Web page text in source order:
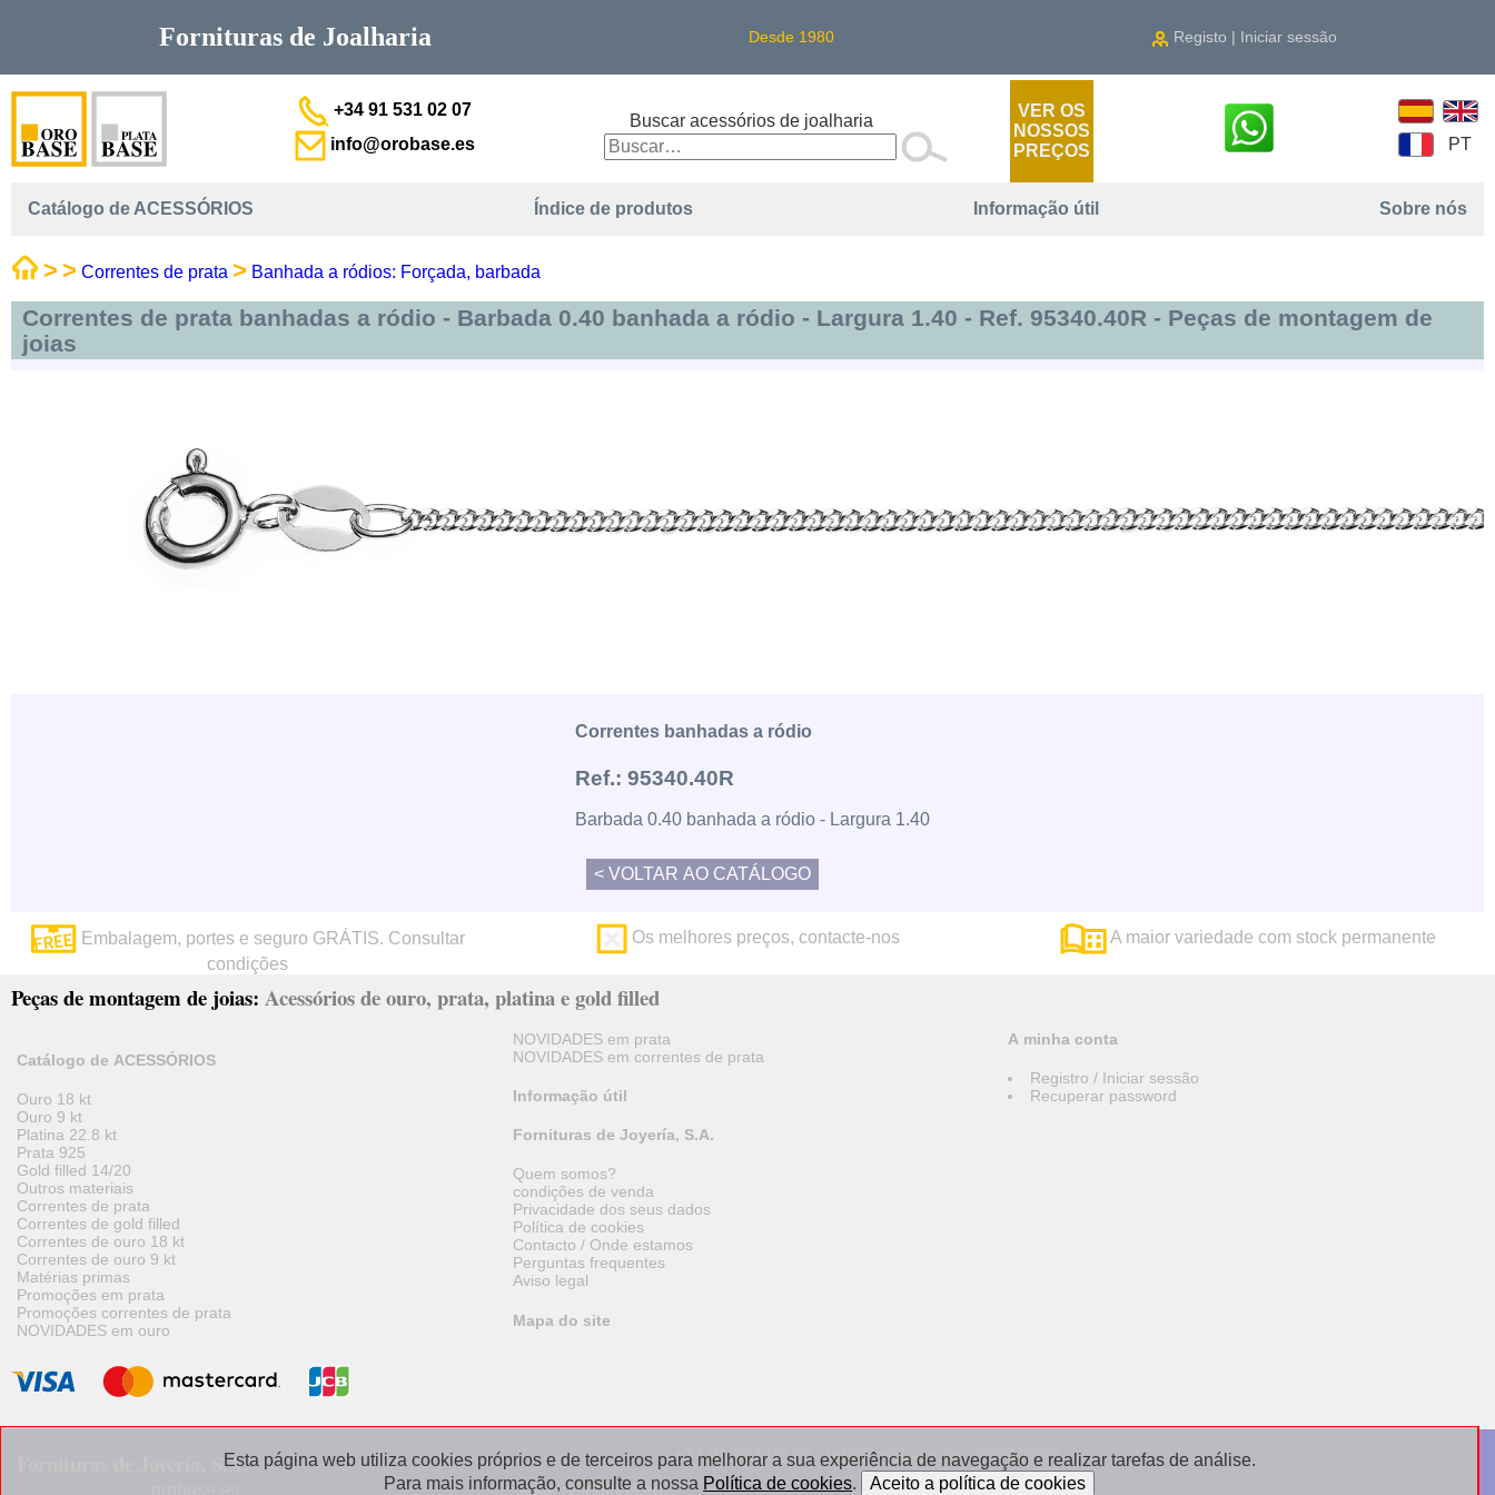
Fornituras de Joalharia Desde 1980 Registo | Iniciar sessão
+34 91 531 02 07
info@orobase.es
Buscar acessórios de joalharia
VER OS
NOSSOS
PREÇOS
PT
Catálogo de ACESSÓRIOS Índice de produtos Informação útil Sobre nós
> > Correntes de prata > Banhada a ródios: Forçada, barbada
Correntes de prata banhadas a ródio - Barbada 0.40 banhada a ródio - Largura 1.40 - Ref. 95340.40R - Peças de montagem de
joias
Correntes banhadas a ródio
Ref.: 95340.40R
Barbada 0.40 banhada a ródio - Largura 1.40
Embalagem, portes e seguro GRÁTIS. Consultar
condições
Os melhores preços, contacte-nos A maior variedade com stock permanente
Peças de montagem de joias: Acessórios de ouro, prata, platina e gold filled
Catálogo de ACESSÓRIOS
Ouro 18 kt
Ouro 9 kt
Platina 22.8 kt
Prata 925
Gold filled 14/20
Outros materiais
Correntes de prata
Correntes de gold filled
Correntes de ouro 18 kt
Correntes de ouro 9 kt
Matérias primas
Promoções em prata
Promoções correntes de prata
NOVIDADES em ouro
NOVIDADES em prata
NOVIDADES em correntes de prata
Informação útil
Fornituras de Joyería, S.A.
Quem somos?
condições de venda
Privacidade dos seus dados
Política de cookies
Contacto / Onde estamos
Perguntas frequentes
Aviso legal
Mapa do site
A minha conta
Registro / Iniciar sessão
Recuperar password
Fornituras de Joyería, S.A.
+34 91 531 02 07 · info@orobase.es · 2004/2026
jewelryfindings.eu appretsdebijoux.fr
Esta página web utiliza cookies próprios e de terceiros para melhorar a sua experiência de navegação e realizar tarefas de análise.
Para mais informação, consulte a nossa Política de cookies.